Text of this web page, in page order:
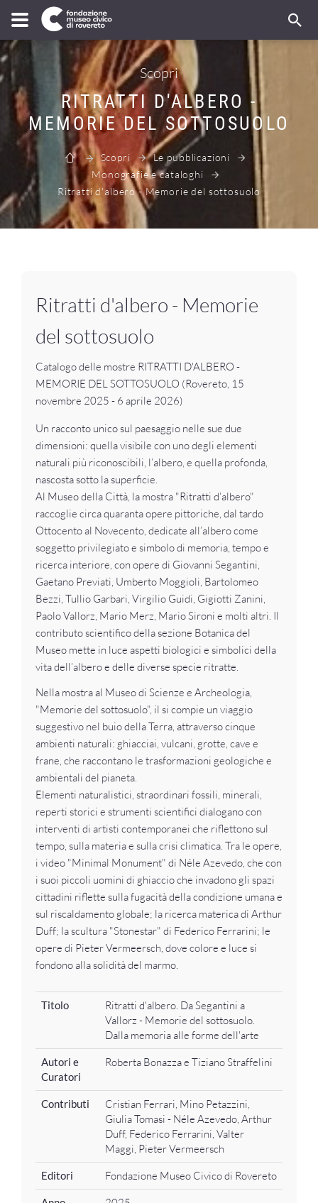
Scopri
RITRATTI D'ALBERO -
MEMORIE DEL SOTTOSUOLO
Scopri
Le pubblicazioni
Monografie e cataloghi
Ritratti d'albero - Memorie del sottosuolo
Ritratti d'albero - Memorie
del sottosuolo
Catalogo delle mostre RITRATTI D'ALBERO -
MEMORIE DEL SOTTOSUOLO (Rovereto, 15
novembre 2025 - 6 aprile 2026)
Un racconto unico sul paesaggio nelle sue due
dimensioni: quella visibile con uno degli elementi
naturali più riconoscibili, l’albero, e quella profonda,
nascosta sotto la superficie.
Al Museo della Città, la mostra "Ritratti d’albero"
raccoglie circa quaranta opere pittoriche, dal tardo
Ottocento al Novecento, dedicate all’albero come
soggetto privilegiato e simbolo di memoria, tempo e
ricerca interiore, con opere di Giovanni Segantini,
Gaetano Previati, Umberto Moggioli, Bartolomeo
Bezzi, Tullio Garbari, Virgilio Guidi, Gigiotti Zanini,
Paolo Vallorz, Mario Merz, Mario Sironi e molti altri. Il
contributo scientifico della sezione Botanica del
Museo mette in luce aspetti biologici e simbolici della
vita dell’albero e delle diverse specie ritratte.
Nella mostra al Museo di Scienze e Archeologia,
"Memorie del sottosuolo", il si compie un viaggio
suggestivo nel buio della Terra, attraverso cinque
ambienti naturali: ghiacciai, vulcani, grotte, cave e
frane, che raccontano le trasformazioni geologiche e
ambientali del pianeta.
Elementi naturalistici, straordinari fossili, minerali,
reperti storici e strumenti scientifici dialogano con
interventi di artisti contemporanei che riflettono sul
tempo, sulla materia e sulla crisi climatica. Tra le opere,
i video "Minimal Monument" di Néle Azevedo, che con
i suoi piccoli uomini di ghiaccio che invadono gli spazi
cittadini riflette sulla fugacità della condizione umana e
sul riscaldamento globale; la ricerca materica di Arthur
Duff; la scultura "Stonestar" di Federico Ferrarini; le
opere di Pieter Vermeersch, dove colore e luce si
fondono alla solidità del marmo.
Titolo
Ritratti d'albero. Da Segantini a
Vallorz - Memorie del sottosuolo.
Dalla memoria alle forme dell'arte
Autori e
Curatori
Roberta Bonazza e Tiziano Straffelini
Contributi
Cristian Ferrari, Mino Petazzini,
Giulia Tomasi - Néle Azevedo, Arthur
Duff, Federico Ferrarini, Valter
Maggi, Pieter Vermeersch
Editori Fondazione Museo Civico di Rovereto